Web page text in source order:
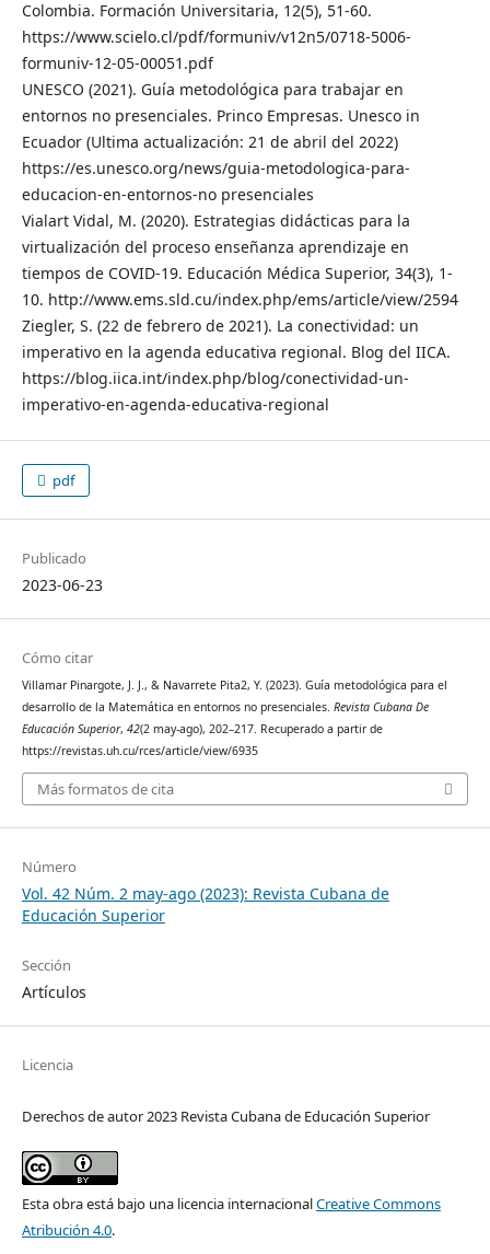
Colombia. Formación Universitaria, 12(5), 51-60.
https://www.scielo.cl/pdf/formuniv/v12n5/0718-5006-
formuniv-12-05-00051.pdf
UNESCO (2021). Guía metodológica para trabajar en
entornos no presenciales. Princo Empresas. Unesco in
Ecuador (Ultima actualización: 21 de abril del 2022)
https://es.unesco.org/news/guia-metodologica-para-
educacion-en-entornos-no presenciales
Vialart Vidal, M. (2020). Estrategias didácticas para la
virtualización del proceso enseñanza aprendizaje en
tiempos de COVID-19. Educación Médica Superior, 34(3), 1-
10. http://www.ems.sld.cu/index.php/ems/article/view/2594
Ziegler, S. (22 de febrero de 2021). La conectividad: un
imperativo en la agenda educativa regional. Blog del IICA.
https://blog.iica.int/index.php/blog/conectividad-un-
imperativo-en-agenda-educativa-regional
pdf
Publicado
2023-06-23
Cómo citar
Villamar Pinargote, J. J., & Navarrete Pita2, Y. (2023). Guía metodológica para el
desarrollo de la Matemática en entornos no presenciales. Revista Cubana De
Educación Superior, 42(2 may-ago), 202–217. Recuperado a partir de
https://revistas.uh.cu/rces/article/view/6935
Más formatos de cita
Número
Vol. 42 Núm. 2 may-ago (2023): Revista Cubana de
Educación Superior
Sección
Artículos
Licencia
Derechos de autor 2023 Revista Cubana de Educación Superior
Esta obra está bajo una licencia internacionalCreative Commons
Atribución 4.0.